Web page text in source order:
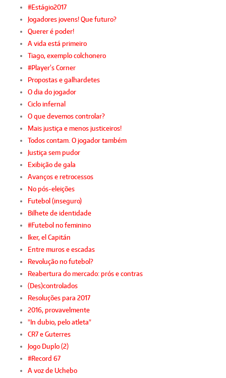
#Estágio2017
Jogadores jovens! Que futuro?
Querer é poder!
A vida está primeiro
Tiago, exemplo colchonero
#Player’s Corner
Propostas e galhardetes
O dia do jogador
Ciclo infernal
O que devemos controlar?
Mais justiça e menos justiceiros!
Todos contam. O jogador também
Justiça sem pudor
Exibição de gala
Avanços e retrocessos
No pós-eleições
Futebol (inseguro)
Bilhete de identidade
#Futebol no feminino
Iker, el Capitán
Entre muros e escadas
Revolução no futebol?
Reabertura do mercado: prós e contras
(Des)controlados
Resoluções para 2017
2016, provavelmente
"In dubio, pelo atleta"
CR7 e Guterres
Jogo Duplo (2)
#Record 67
A voz de Uchebo